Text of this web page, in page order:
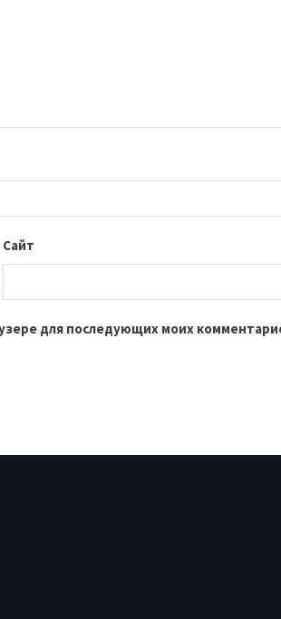
Сайт
для последующих моих